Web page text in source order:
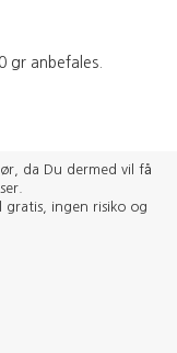
gr anbefales.
da Du dermed vil få
gratis, ingen risiko og